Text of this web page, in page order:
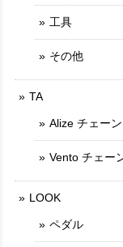
工具
その他
TA
Alize チェー
Vento チェー
LOOK
ペダル